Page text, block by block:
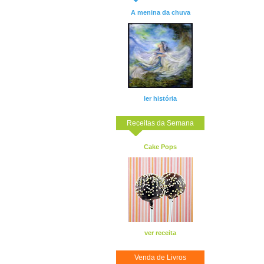
A menina da chuva
ler história
Receitas da Semana
Cake Pops
ver receita
Venda de Livros